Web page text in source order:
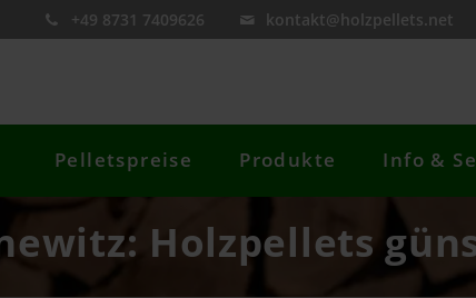
+49 8731 7409626 kontakt@holzpellets.net
Pelletspreise Produkte Info &
Holzpellets